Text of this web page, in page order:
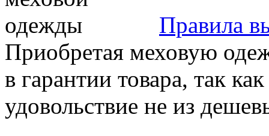
Правила
Приобретая меховую
в гарантии товара, так
удовольствие не из